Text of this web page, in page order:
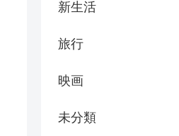
新生活
旅行
映画
未分類